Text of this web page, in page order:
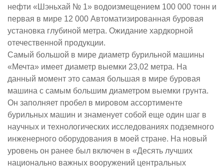
нефти «Шэньхай № 1» водоизмещением 100 000 тонн и
первая в мире 12 000 Автоматизированная буровая
установка глубиной метра. Ожидание хардкорной
отечественной продукции.
Самый большой в мире диаметр бурильной машины
«Мечта» имеет диаметр выемки 23,02 метра. На
данный момент это самая большая в мире буровая
машина с самым большим диаметром выемки грунта.
Он заполняет пробел в мировом ассортименте
бурильных машин и знаменует собой еще один шаг в
научных и технологических исследованиях подземного
инженерного оборудования в моей стране. На новый
уровень он ранее был включен в «Десять лучших
национально важных вооружений центральных